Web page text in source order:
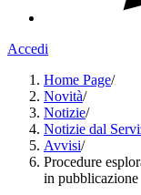
Accedi
Home Page/
Novità/
Notizie/
Notizie dal
Avvisi/
Procedure
in pubblicazione